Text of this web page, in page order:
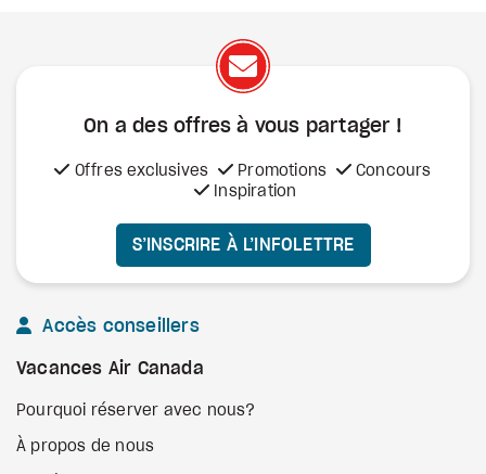
On a des offres à vous partager !
Offres exclusives Promotions
Concours
Inspiration
S’INSCRIRE À L’INFOLETTRE
Accès conseillers
Vacances Air Canada
Pourquoi réserver avec nous?
À propos de nous